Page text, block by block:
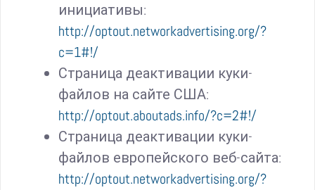
инициативы:
http://optout.networkadvertising.org/?
c=1#!/
Страница деактивации куки-
файлов на сайте США:
http://optout.aboutads.info/?c=2#!/
Страница деактивации куки-
файлов европейского веб-сайта:
http://optout.networkadvertising.org/?